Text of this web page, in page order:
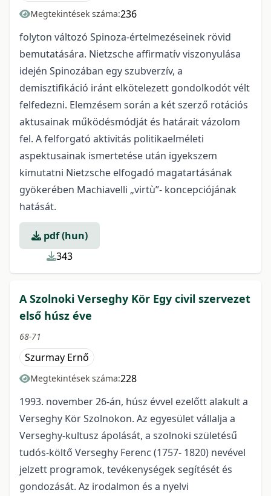
Megtekintések száma:236
folyton változó Spinoza-értelmezéseinek rövid
bemutatására. Nietzsche affirmatív viszonyulása
idején Spinozában egy szubverzív, a
demisztifikáció iránt elkötelezett gondolkodót vélt
felfedezni. Elemzésem során a két szerző rotációs
aktusainak működésmódját és határait vázolom
fel. A felforgató aktivitás politikaelméleti
aspektusainak ismertetése után igyekszem
kimutatni Nietzsche elfogadó magatartásának
gyökerében Machiavelli „virtù”- koncepciójának
hatását.
pdf (hun)
343
A Szolnoki Verseghy Kör Egy civil szervezet
első húsz éve
68-71
Szurmay Ernő
Megtekintések száma:228
1993. november 26-án, húsz évvel ezelőtt alakult a
Verseghy Kör Szolnokon. Az egyesület vállalja a
Verseghy-kultusz ápolását, a szolnoki születésű
tudós-költő Verseghy Ferenc (1757- 1820) nevével
jelzett programok, tevékenységek segítését és
gondozását. Az irodalmon és a nyelvi